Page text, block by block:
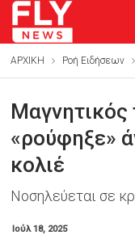
ΑΡΧΙΚΗ Ροή Ειδήσεων
«ρούφηξε»
κολιέ
Νοσηλεύεται σε
Ιούλ 18, 2025